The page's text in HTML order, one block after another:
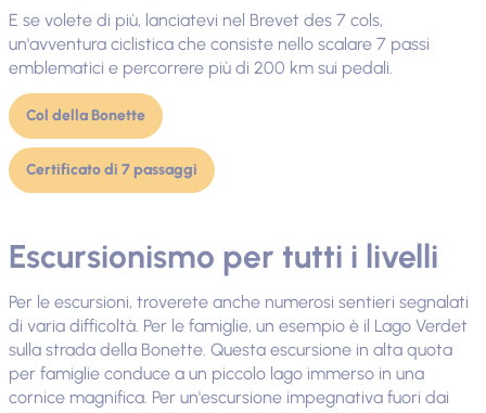
E se volete di più, lanciatevi nel Brevet des 7 cols,
un'avventura ciclistica che consiste nello scalare 7 passi
emblematici e percorrere più di 200 km sui pedali.
Col della Bonette
Certificato di 7 passaggi
Escursionismo per tutti i livelli
Per le escursioni, troverete anche numerosi sentieri segnalati
di varia difficoltà. Per le famiglie, un esempio è il Lago Verdet
sulla strada della Bonette. Questa escursione in alta quota
per famiglie conduce a un piccolo lago immerso in una
cornice magnifica. Per un'escursione impegnativa fuori dai